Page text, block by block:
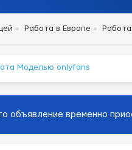
Работа в Европе
Моделью onlyfans
объявление временно